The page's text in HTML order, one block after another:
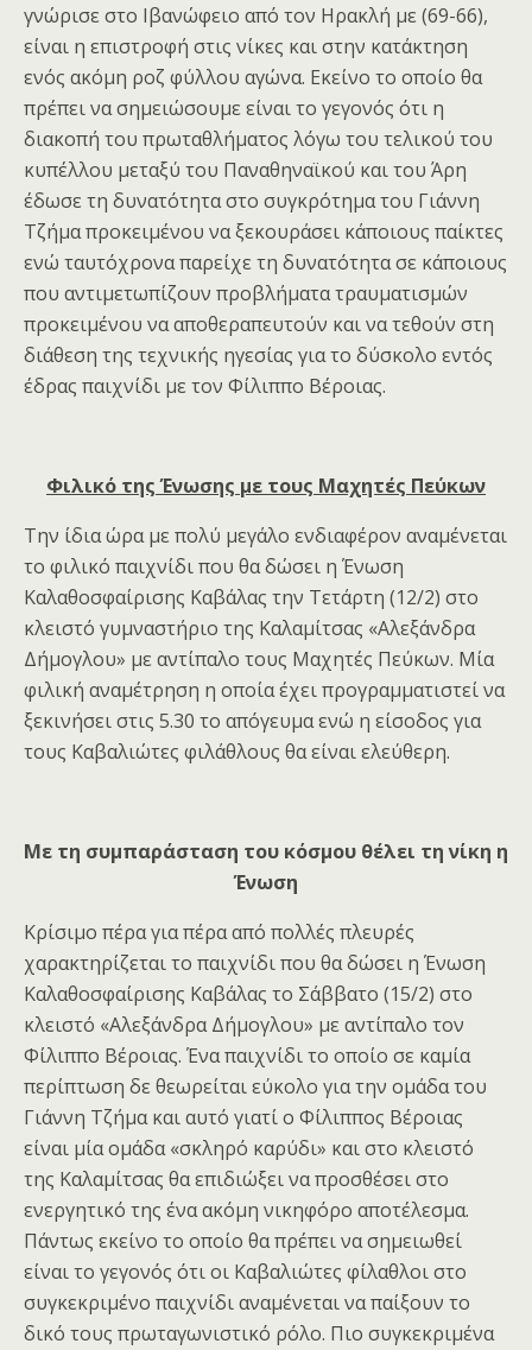
γνώρισε στο Ιβανώφειο από τον Ηρακλή με (69-66),
είναι η επιστροφή στις νίκες και στην κατάκτηση
ενός ακόμη ροζ φύλλου αγώνα. Εκείνο το οποίο θα
πρέπει να σημειώσουμε είναι το γεγονός ότι η
διακοπή του πρωταθλήματος λόγω του τελικού του
κυπέλλου μεταξύ του Παναθηναϊκού και του Άρη
έδωσε τη δυνατότητα στο συγκρότημα του Γιάννη
Τζήμα προκειμένου να ξεκουράσει κάποιους παίκτες
ενώ ταυτόχρονα παρείχε τη δυνατότητα σε κάποιους
που αντιμετωπίζουν προβλήματα τραυματισμών
προκειμένου να αποθεραπευτούν και να τεθούν στη
διάθεση της τεχνικής ηγεσίας για το δύσκολο εντός
έδρας παιχνίδι με τον Φίλιππο Βέροιας.
Φιλικό της Ένωσης με τους Μαχητές Πεύκων
Την ίδια ώρα με πολύ μεγάλο ενδιαφέρον αναμένεται
το φιλικό παιχνίδι που θα δώσει η Ένωση
Καλαθοσφαίρισης Καβάλας την Τετάρτη (12/2) στο
κλειστό γυμναστήριο της Καλαμίτσας «Αλεξάνδρα
Δήμογλου» με αντίπαλο τους Μαχητές Πεύκων. Μία
φιλική αναμέτρηση η οποία έχει προγραμματιστεί να
ξεκινήσει στις 5.30 το απόγευμα ενώ η είσοδος για
τους Καβαλιώτες φιλάθλους θα είναι ελεύθερη.
Με τη συμπαράσταση του κόσμου θέλει τη νίκη η
Ένωση
Κρίσιμο πέρα για πέρα από πολλές πλευρές
χαρακτηρίζεται το παιχνίδι που θα δώσει η Ένωση
Καλαθοσφαίρισης Καβάλας το Σάββατο (15/2) στο
κλειστό «Αλεξάνδρα Δήμογλου» με αντίπαλο τον
Φίλιππο Βέροιας. Ένα παιχνίδι το οποίο σε καμία
περίπτωση δε θεωρείται εύκολο για την ομάδα του
Γιάννη Τζήμα και αυτό γιατί ο Φίλιππος Βέροιας
είναι μία ομάδα «σκληρό καρύδι» και στο κλειστό
της Καλαμίτσας θα επιδιώξει να προσθέσει στο
ενεργητικό της ένα ακόμη νικηφόρο αποτέλεσμα.
Πάντως εκείνο το οποίο θα πρέπει να σημειωθεί
είναι το γεγονός ότι οι Καβαλιώτες φίλαθλοι στο
συγκεκριμένο παιχνίδι αναμένεται να παίξουν το
δικό τους πρωταγωνιστικό ρόλο. Πιο συγκεκριμένα